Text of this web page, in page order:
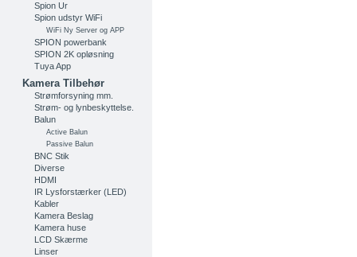
Spion Ur
Spion udstyr WiFi
WiFi Ny Server og APP
SPION powerbank
SPION 2K opløsning
Tuya App
Kamera Tilbehør
Strømforsyning mm.
Strøm- og lynbeskyttelse.
Balun
Active Balun
Passive Balun
BNC Stik
Diverse
HDMI
IR Lysforstærker (LED)
Kabler
Kamera Beslag
Kamera huse
LCD Skærme
Linser